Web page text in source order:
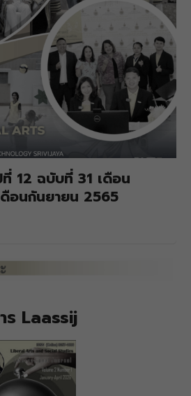
12 ฉบับที่ 31 เดือน
อนกันยายน 2565
ร Laassij